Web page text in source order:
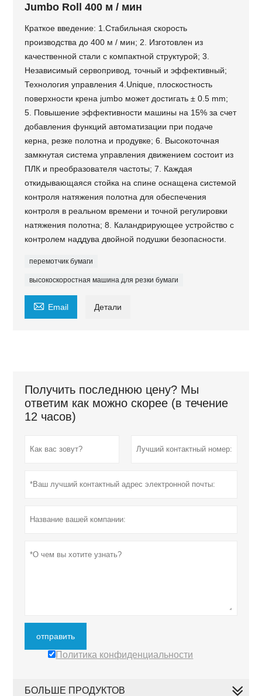
Jumbo Roll 400 м / мин
Краткое введение: 1.Стабильная скорость
производства до 400 м / мин; 2. Изготовлен из
качественной стали с компактной структурой; 3.
Независимый сервопривод, точный и эффективный;
Технология управления 4.Unique, плоскостность
поверхности крена jumbo может достигать ± 0.5 mm;
5. Повышение эффективности машины на 15% за счет
добавления функций автоматизации при подаче
керна, резке полотна и продувке; 6. Высокоточная
замкнутая система управления движением состоит из
ПЛК и преобразователя частоты; 7. Каждая
откидывающаяся стойка на спине оснащена системой
контроля натяжения полотна для обеспечения
контроля в реальном времени и точной регулировки
натяжения полотна; 8. Каландрирующее устройство с
контролем наддува двойной подушки безопасности.
перемотчик бумаги
высокоскоростная машина для резки бумаги
 Email Детали
Получить последнюю цену? Мы
ответим как можно скорее (в течение
12 часов)
отправить
Политика конфиденциальности
БОЛЬШЕ ПРОДУКТОВ